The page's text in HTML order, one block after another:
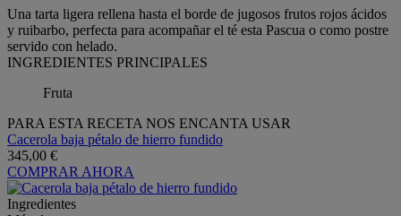
Una tarta ligera rellena hasta el borde de jugosos frutos rojos ácidos
y ruibarbo, perfecta para acompañar el té esta Pascua o como postre
servido con helado.
INGREDIENTES PRINCIPALES
Fruta
PARA ESTA RECETA NOS ENCANTA USAR
Cacerola baja pétalo de hierro fundido
345,00 €
COMPRAR AHORA
Ingredientes